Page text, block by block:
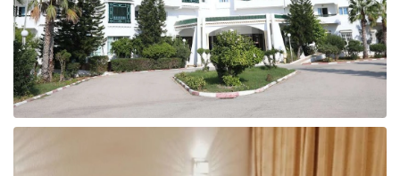
Taizeme
Turcija
Apvienotie Arābu Emirāti
Itālija